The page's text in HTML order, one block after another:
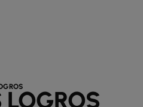
LOGROS